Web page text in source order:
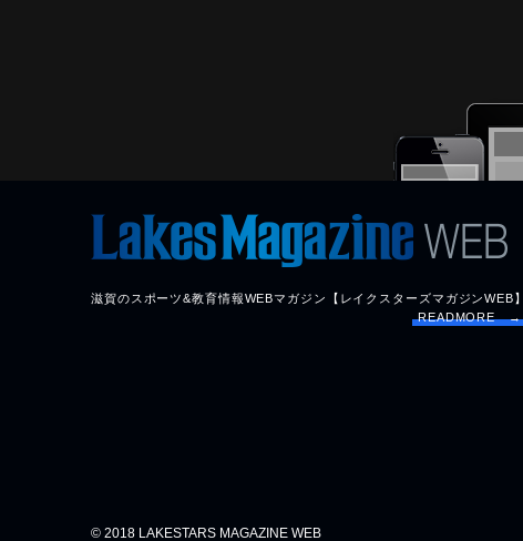
滋賀のスポーツ&教育情報WEBマガジン【レイクスターズマガジンWEB】
READMORE →
© 2018 LAKESTARS MAGAZINE WEB